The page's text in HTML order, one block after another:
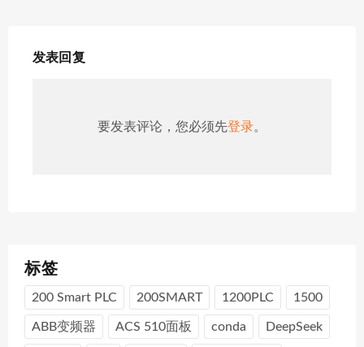
发表回复
要发表评论，您必须先登录。
标签
200 Smart PLC 200SMART 1200PLC 1500
ABB变频器 ACS 510面板 conda DeepSeek